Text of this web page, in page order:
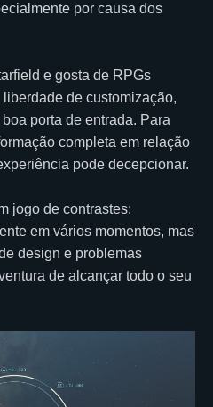
por causa dos
e gosta de RPGs
de customização,
porta de entrada. Para
completa em relação
pode decepcionar.
jogo de contrastes:
em vários momentos, mas
design e problemas
de alcançar todo o seu